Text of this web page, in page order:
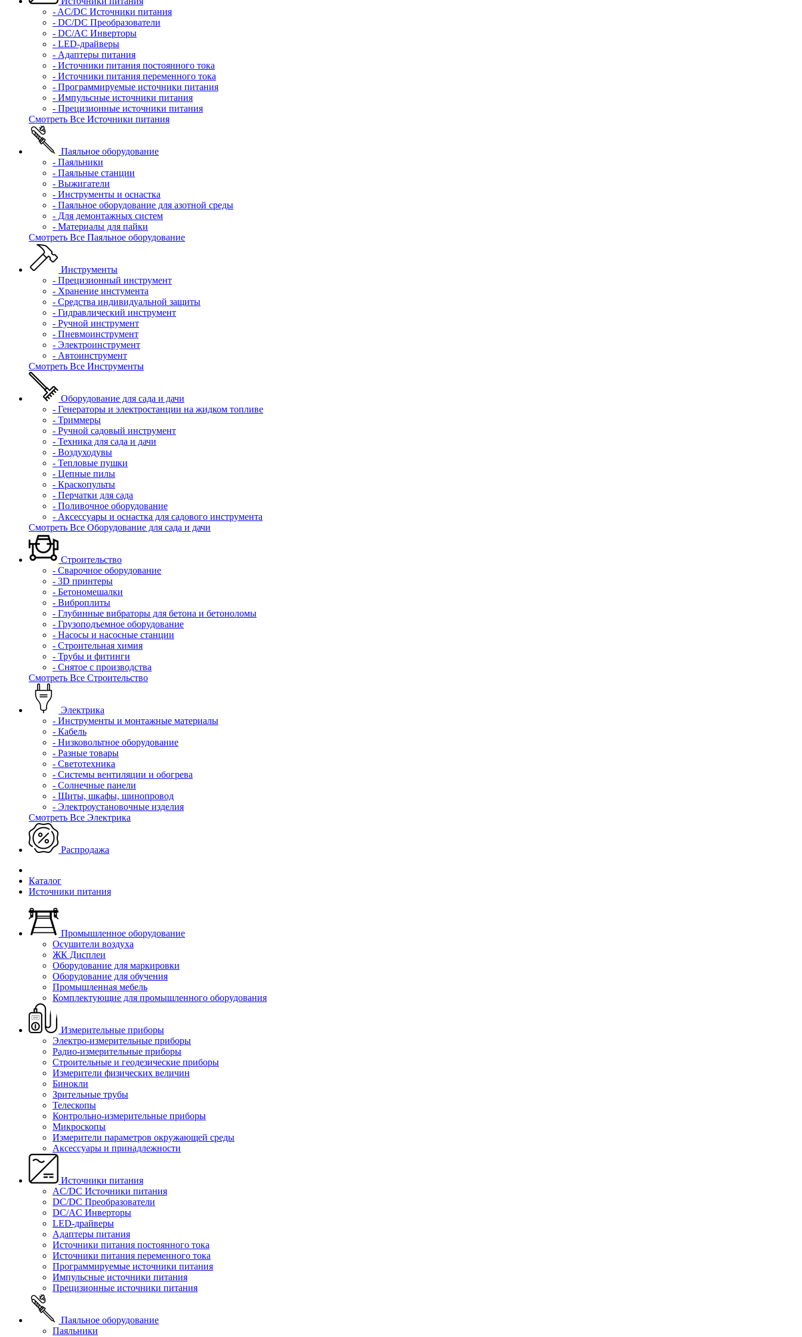
- AC/DC Источники питания
- DC/DC Преобразователи
- DC/AC Инверторы
- LED-драйверы
- Адаптеры питания
- Источники питания постоянного тока
- Источники питания переменного тока
- Программируемые источники питания
- Импульсные источники питания
- Прецизионные источники питания
Смотреть Все Источники питания
Паяльное оборудование
- Паяльники
- Паяльные станции
- Выжигатели
- Инструменты и оснастка
- Паяльное оборудование для азотной среды
- Для демонтажных систем
- Материалы для пайки
Смотреть Все Паяльное оборудование
Инструменты
- Прецизионный инструмент
- Хранение инстумента
- Средства индивидуальной защиты
- Гидравлический инструмент
- Ручной инструмент
- Пневмоинструмент
- Электроинструмент
- Автоинструмент
Смотреть Все Инструменты
Оборудование для сада и дачи
- Генераторы и электростанции на жидком топливе
- Триммеры
- Ручной садовый инструмент
- Техника для сада и дачи
- Воздуходувы
- Тепловые пушки
- Цепные пилы
- Краскопульты
- Перчатки для сада
- Поливочное оборудование
- Аксессуары и оснастка для садового инструмента
Смотреть Все Оборудование для сада и дачи
Строительство
- Сварочное оборудование
- 3D принтеры
- Бетономешалки
- Виброплиты
- Глубинные вибраторы для бетона и бетоноломы
- Грузоподъемное оборудование
- Насосы и насосные станции
- Строительная химия
- Трубы и фитинги
- Снятое с производства
Смотреть Все Строительство
Электрика
- Инструменты и монтажные материалы
- Кабель
- Низковольтное оборудование
- Разные товары
- Светотехника
- Системы вентиляции и обогрева
- Солнечные панели
- Щиты, шкафы, шинопровод
- Электроустановочные изделия
Смотреть Все Электрика
Распродажа
Каталог
Источники питания
Промышленное оборудование
Осушители воздуха
ЖК Дисплеи
Оборудование для маркировки
Оборудование для обучения
Промышленная мебель
Комплектующие для промышленного оборудования
Измерительные приборы
Электро-измерительные приборы
Радио-измерительные приборы
Строительные и геодезические приборы
Измерители физических величин
Бинокли
Зрительные трубы
Телескопы
Контрольно-измерительные приборы
Микроскопы
Измерители параметров окружающей среды
Аксессуары и принадлежности
Источники питания
AC/DC Источники питания
DC/DC Преобразователи
DC/AC Инверторы
LED-драйверы
Адаптеры питания
Источники питания постоянного тока
Источники питания переменного тока
Программируемые источники питания
Импульсные источники питания
Прецизионные источники питания
Паяльное оборудование
Паяльники